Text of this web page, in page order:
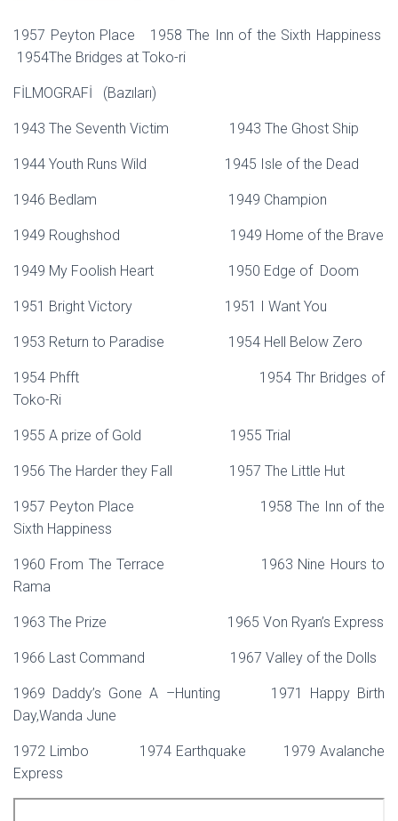
1957 Peyton Place 1958 The Inn of the Sixth Happiness
1954The Bridges at Toko-ri
FİLMOGRAFİ (Bazıları)
1943 The Seventh Victim 1943 The Ghost Ship
1944 Youth Runs Wild 1945 Isle of the Dead
1946 Bedlam 1949 Champion
1949 Roughshod 1949 Home of the Brave
1949 My Foolish Heart 1950 Edge of Doom
1951 Bright Victory 1951 I Want You
1953 Return to Paradise 1954 Hell Below Zero
1954 Phfft 1954 Thr Bridges of
Toko-Ri
1955 A prize of Gold 1955 Trial
1956 The Harder they Fall 1957 The Little Hut
1957 Peyton Place 1958 The Inn of the
Sixth Happiness
1960 From The Terrace 1963 Nine Hours to
Rama
1963 The Prize 1965 Von Ryan’s Express
1966 Last Command 1967 Valley of the Dolls
1969 Daddy’s Gone A –Hunting 1971 Happy Birth
Day,Wanda June
1972 Limbo 1974 Earthquake 1979 Avalanche
Express